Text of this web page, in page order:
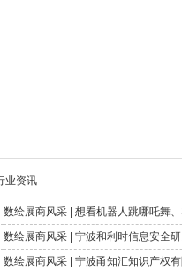
数绘展商风采 | 想看机器人跳哪吒舞
数绘展商风采 | 宁波和利时信息安全
数绘展商风采 | 宁波甬知汇知识产权有